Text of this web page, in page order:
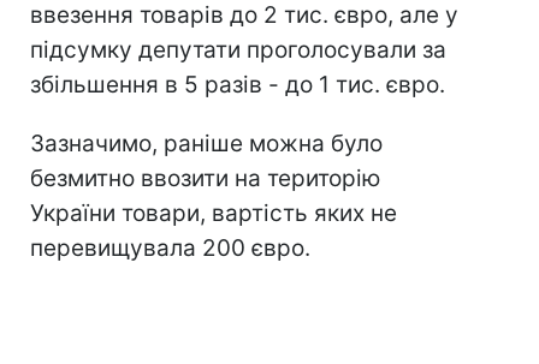
ввезення товарів до 2 тис. євро, але у
підсумку депутати проголосували за
збільшення в 5 разів - до 1 тис. євро.
Зазначимо, раніше можна було
безмитно ввозити на територію
України товари, вартість яких не
перевищувала 200 євро.